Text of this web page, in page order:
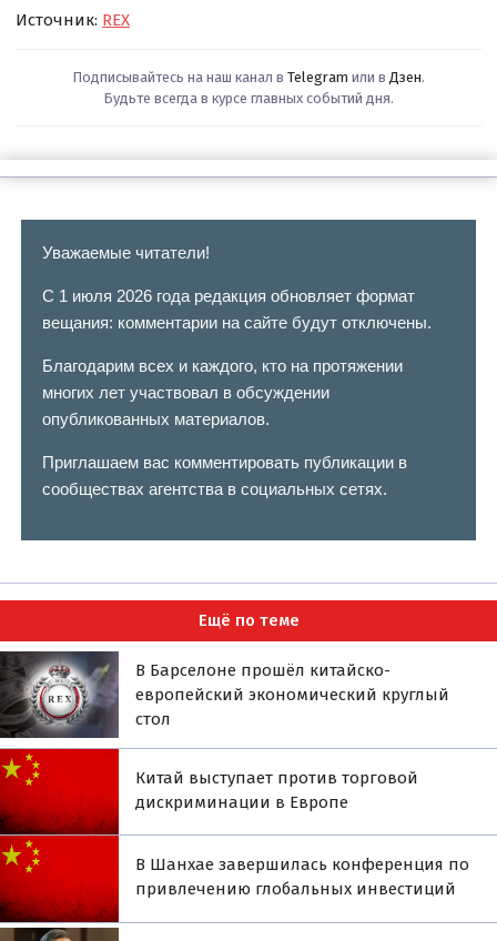
Источник: REX
Подписывайтесь на наш канал в Telegram или в Дзен.
Будьте всегда в курсе главных событий дня.
Уважаемые читатели!
С 1 июля 2026 года редакция обновляет формат
вещания: комментарии на сайте будут отключены.
Благодарим всех и каждого, кто на протяжении
многих лет участвовал в обсуждении
опубликованных материалов.
Приглашаем вас комментировать публикации в
сообществах агентства в социальных сетях.
Ещё по теме
В Барселоне прошёл китайско-
европейский экономический круглый
стол
Китай выступает против торговой
дискриминации в Европе
В Шанхае завершилась конференция по
привлечению глобальных инвестиций